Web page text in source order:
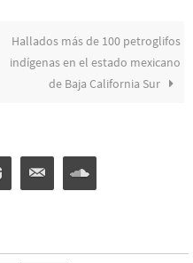
Hallados más de 100 petroglifos
indígenas en el estado mexicano
de Baja California Sur